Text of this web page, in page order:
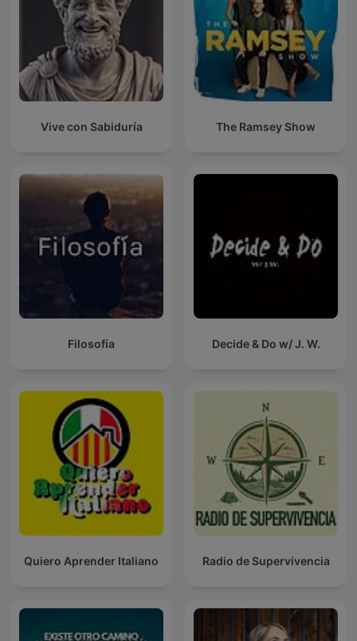
Vive con Sabiduría The Ramsey Show
Filosofía Decide & Do w/ J. W.
Quiero Aprender Italiano Radio de Supervivencia